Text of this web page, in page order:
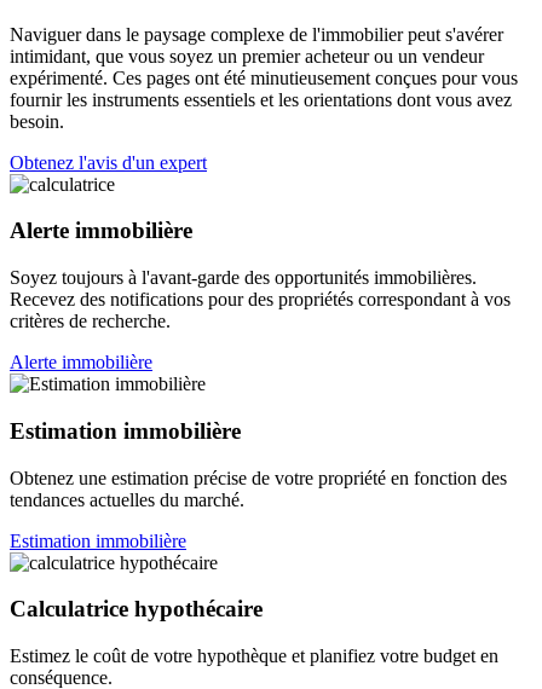
Naviguer dans le paysage complexe de l'immobilier peut s'avérer
intimidant, que vous soyez un premier acheteur ou un vendeur
expérimenté. Ces pages ont été minutieusement conçues pour vous
fournir les instruments essentiels et les orientations dont vous avez
besoin.
Obtenez l'avis d'un expert
Alerte immobilière
Soyez toujours à l'avant-garde des opportunités immobilières.
Recevez des notifications pour des propriétés correspondant à vos
critères de recherche.
Alerte immobilière
Estimation immobilière
Obtenez une estimation précise de votre propriété en fonction des
tendances actuelles du marché.
Estimation immobilière
Calculatrice hypothécaire
Estimez le coût de votre hypothèque et planifiez votre budget en
conséquence.